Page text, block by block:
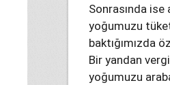
Sonrasında ise
yoğumuzu
baktığımızda
Bir yandan
yoğumuzu